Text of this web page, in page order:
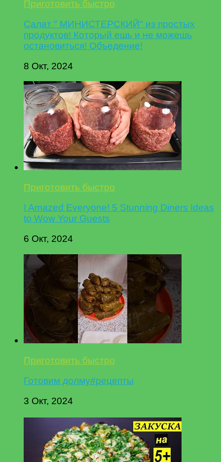
Приготовить быстро
Салат " МИНИСТЕРСКИЙ" из простых
продуктов! Который ешь и не можешь
остановиться! Объедение!
8 Окт, 2024
Приготовить быстро
I Amazed Everyone! 5 Stunning Diners Ideas
to Wow Your Guests
6 Окт, 2024
Приготовить быстро
Готовим долму#рецепты
3 Окт, 2024